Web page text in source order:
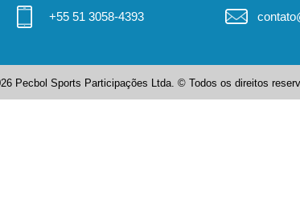
+55 51 3058-4393
Pecbol Sports Participações Ltda. © Todos os direitos